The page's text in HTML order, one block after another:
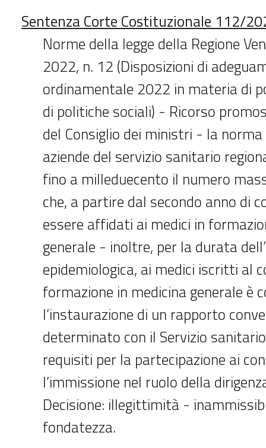
Sentenza Corte Costituzionale 112/
Norme della legge della Regione
2022, n. 12 (Disposizioni di
ordinamentale 2022 in materia di
di politiche sociali) - Ricorso
del Consiglio dei ministri - la
aziende del servizio sanitario
fino a milleduecento il numero
che, a partire dal secondo anno di
essere affidati ai medici in
generale - inoltre, per la durata
epidemiologica, ai medici iscritti al
formazione in medicina generale è
l’instaurazione di un rapporto
determinato con il Servizio
requisiti per la partecipazione ai
l’immissione nel ruolo della
Decisione: illegittimità -
fondatezza.